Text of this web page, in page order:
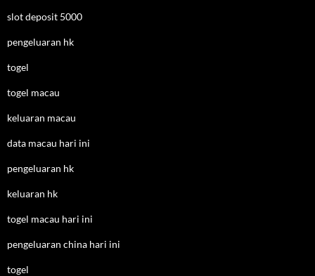
slot deposit 5000
pengeluaran hk
togel
togel macau
keluaran macau
data macau hari ini
pengeluaran hk
keluaran hk
togel macau hari ini
pengeluaran china hari ini
togel